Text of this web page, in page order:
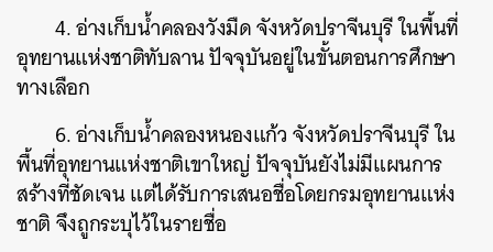
4. อ่างเก็บน้ำคลองวังมืด จังหวัดปราจีนบุรี ในพื้นที่
อุทยานแห่งชาติทับลาน ปัจจุบันอยู่ในขั้นตอนการศึกษา
ทางเลือก
6. อ่างเก็บน้ำคลองหนองแก้ว จังหวัดปราจีนบุรี ใน
พื้นที่อุทยานแห่งชาติเขาใหญ่ ปัจจุบันยังไม่มีแผนการ
สร้างที่ชัดเจน แต่ได้รับการเสนอชื่อโดยกรมอุทยานแห่ง
ชาติ จึงถูกระบุไว้ในรายชื่อ